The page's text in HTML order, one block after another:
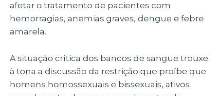
afetar o tratamento de pacientes com
hemorragias, anemias graves, dengue e febre
amarela.
A situação crítica dos bancos de sangue trouxe
à tona a discussão da restrição que proíbe que
homens homossexuais e bissexuais, ativos